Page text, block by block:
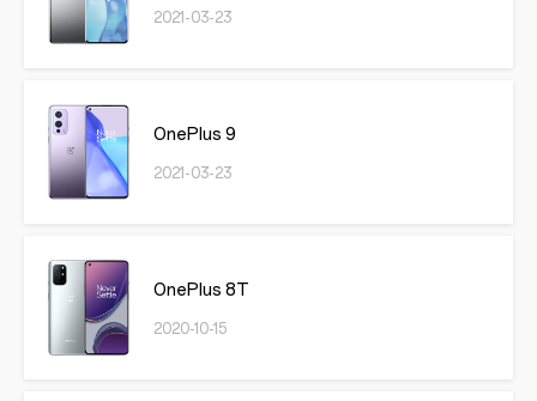
2021-03-23
OnePlus 9
2021-03-23
OnePlus 8T
2020-10-15